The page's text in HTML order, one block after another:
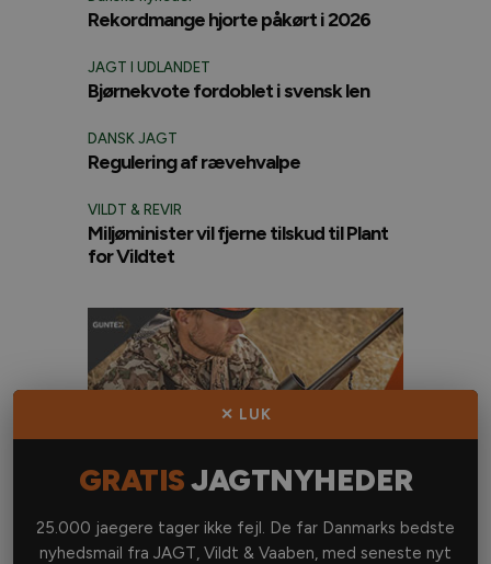
Rekordmange hjorte påkørt i 2026
JAGT I UDLANDET
Bjørnekvote fordoblet i svensk len
DANSK JAGT
Regulering af rævehvalpe
VILDT & REVIR
Miljøminister vil fjerne tilskud til Plant
for Vildtet
✕ LUK
GRATISJAGTNYHEDER
25.000 jaegere tager ikke fejl. De far Danmarks bedste
nyhedsmail fra JAGT, Vildt & Vaaben, med seneste nyt